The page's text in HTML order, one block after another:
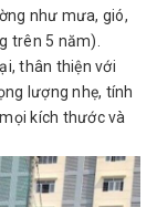
như mưa, gió,
trên 5 năm).
thân thiện với
lượng nhẹ, tính
kích thước và